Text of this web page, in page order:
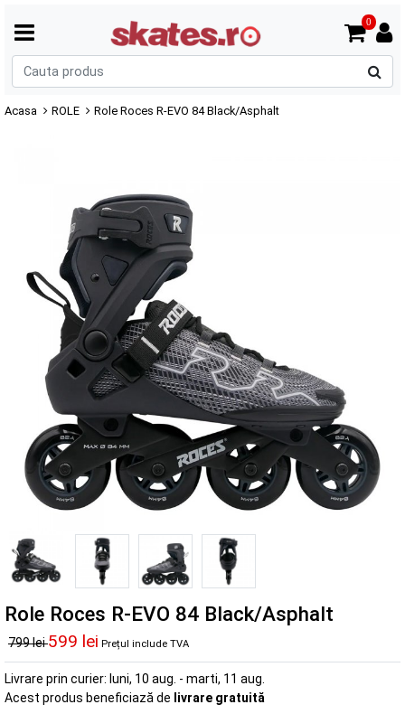
0
Acasa ROLE Role Roces R-EVO 84 Black/Asphalt
Role Roces R-EVO 84 Black/Asphalt
799 lei599 lei Prețul include TVA
Livrare prin curier: luni, 10 aug. - marti, 11 aug.
Acest produs beneficiază de livrare gratuită